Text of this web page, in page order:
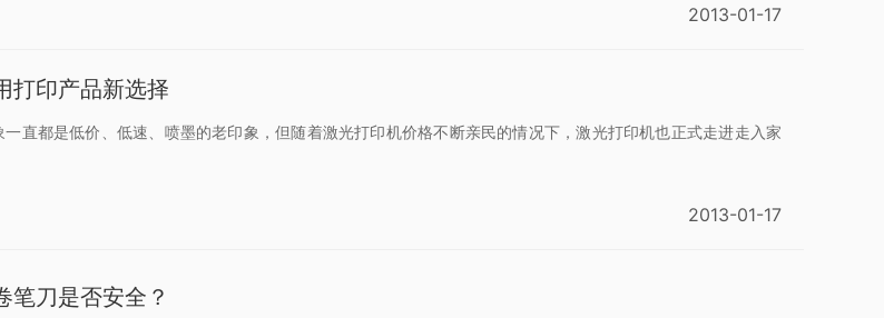
2013-01-17
打印产品新选择
直都是低价、低速、喷墨的老印象，但随着激光打印机价格不断亲民的情况下，激光打印机也正式走进走入家
2013-01-17
笔刀是否安全？